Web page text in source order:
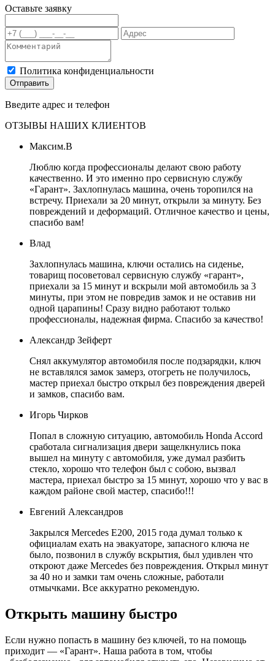
Оставьте заявку
Политика конфиденциальности
Отправить
Введите адрес и телефон
ОТЗЫВЫ НАШИХ КЛИЕНТОВ
Максим.В
Люблю когда профессионалы делают свою работу
качественно. И это именно про сервисную службу
«Гарант». Захлопнулась машина, очень торопился на
встречу. Приехали за 20 минут, открыли за минуту. Без
повреждений и деформаций. Отличное качество и цены,
спасибо вам!
Влад
Захлопнулась машина, ключи остались на сиденье,
товарищ посоветовал сервисную службу «гарант»,
приехали за 15 минут и вскрыли мой автомобиль за 3
минуты, при этом не повредив замок и не оставив ни
одной царапины! Сразу видно работают только
профессионалы, надежная фирма. Спасибо за качество!
Александр Зейферт
Снял аккумулятор автомобиля после подзарядки, ключ
не вставлялся замок замерз, отогреть не получилось,
мастер приехал быстро открыл без повреждения дверей
и замков, спасибо вам.
Игорь Чирков
Попал в сложную ситуацию, автомобиль Honda Accord
сработала сигнализация двери защелкнулись пока
вышел на минуту с автомобиля, уже думал разбить
стекло, хорошо что телефон был с собою, вызвал
мастера, приехал быстро за 15 минут, хорошо что у вас в
каждом районе свой мастер, спасибо!!!
Евгений Александров
Закрылся Mercedes E200, 2015 года думал только к
официалам ехать на эвакуаторе, запасного ключа не
было, позвонил в службу вскрытия, был удивлен что
откроют даже Mercedes без повреждения. Открыл минут
за 40 но и замки там очень сложные, работали
отмычками. Все аккуратно рекомендую.
Открыть машину быстро
Если нужно попасть в машину без ключей, то на помощь
приходит — «Гарант». Наша работа в том, чтобы